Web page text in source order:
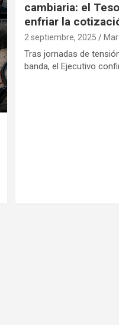
cambiaria: el
enfriar la
2 septiembre, 2025
Tras jornadas de
banda, el Ejecutivo